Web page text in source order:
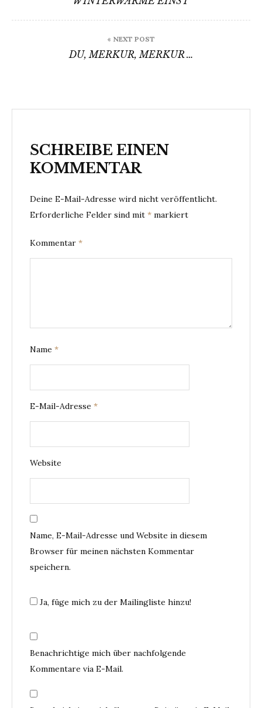
« NEXT POST
DU, MERKUR, MERKUR …
SCHREIBE EINEN
KOMMENTAR
Deine E-Mail-Adresse wird nicht veröffentlicht.
Erforderliche Felder sind mit * markiert
Kommentar *
Name *
E-Mail-Adresse *
Website
Name, E-Mail-Adresse und Website in diesem
Browser für meinen nächsten Kommentar
speichern.
Ja, füge mich zu der Mailingliste hinzu!
Benachrichtige mich über nachfolgende
Kommentare via E-Mail.